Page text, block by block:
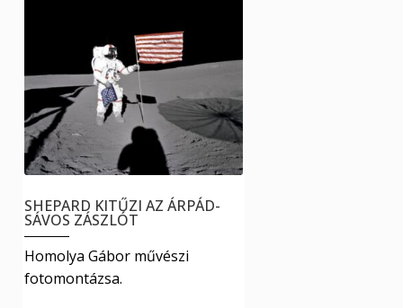
SHEPARD KITŰZI AZ ÁRPÁD-
SÁVOS ZÁSZLÓT
Homolya Gábor művészi
fotomontázsa.